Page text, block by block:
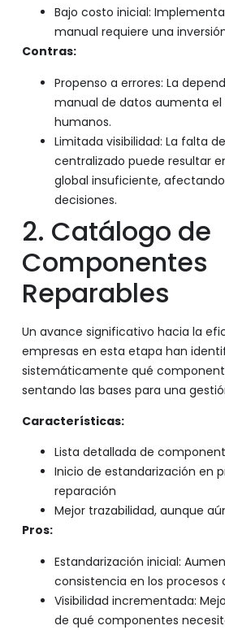
Bajo costo inicial:
manual requiere una
Contras:
Propenso a errores: La
manual de datos aumenta el
humanos.
Limitada visibilidad: La falta
centralizado puede resultar
global insuficiente,
decisiones.
2. Catálogo de
Componentes
Reparables
Un avance significativo hacia la
empresas en esta etapa han
sistemáticamente qué
sentando las bases para una
Características:
Lista detallada de
Inicio de estandarización en
reparación
Mejor trazabilidad, aunque
Pros:
Estandarización inicial:
consistencia en los procesos
Visibilidad incrementada:
de qué componentes